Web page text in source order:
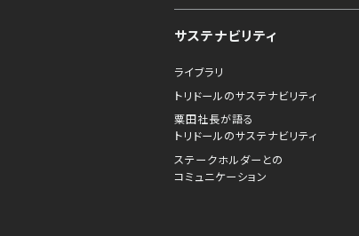
サステナビリティ
ライブラリ
トリドールのサステナビリティ
粟田社長が語る
トリドールのサステナビリティ
ステークホルダーとの
コミュニケーション